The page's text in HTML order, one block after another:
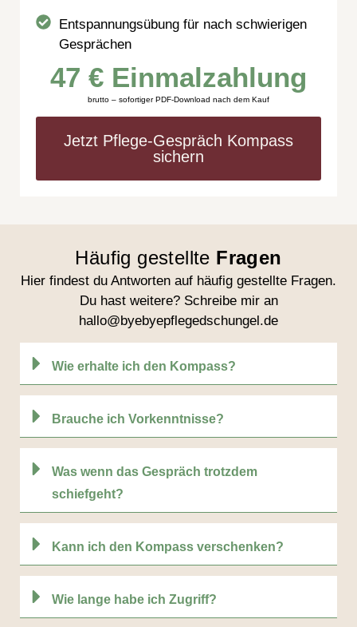
Entspannungsübung für nach schwierigen
Gesprächen
47 € Einmalzahlung
brutto – sofortiger PDF-Download nach dem Kauf
Jetzt Pflege-Gespräch Kompass
sichern
Häufig gestellte Fragen
Hier findest du Antworten auf häufig gestellte Fragen.
Du hast weitere? Schreibe mir an
hallo@byebyepflegedschungel.de
Wie erhalte ich den Kompass?
Brauche ich Vorkenntnisse?
Was wenn das Gespräch trotzdem
schiefgeht?
Kann ich den Kompass verschenken?
Wie lange habe ich Zugriff?